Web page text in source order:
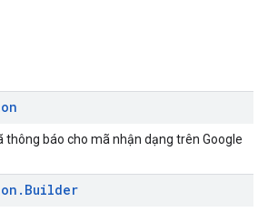
thông báo cho mã nhận dạng trên Google
. Builder